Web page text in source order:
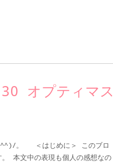
オプティマス
(^^)/。 ＜はじめに＞ このブロ
本文中の表現も個人の感想なの